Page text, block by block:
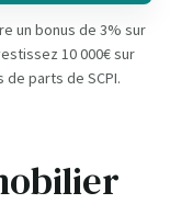
un bonus de 3% sur
10 000€ sur
parts de SCPI.